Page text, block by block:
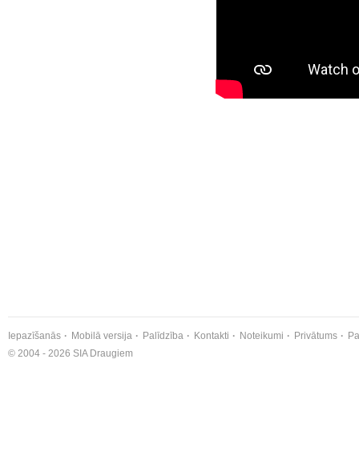
Iepazīšanās Mobilā versija Palīdzība Kontakti Noteikumi Privātums
© 2004 - 2026 SIA Draugiem